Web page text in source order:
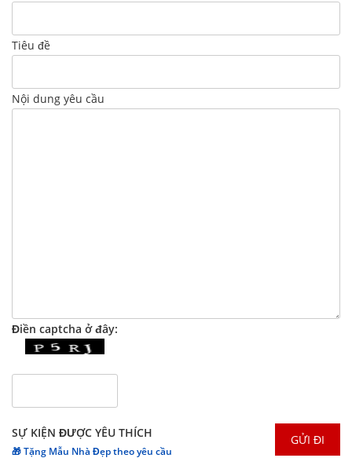
Tiêu đề
Nội dung yêu cầu
Điền captcha ở đây:
SỰ KIỆN ĐƯỢC YÊU THÍCH
🎁 Tặng Mẫu Nhà Đẹp theo yêu cầu